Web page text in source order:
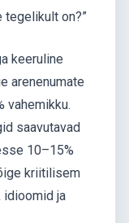
tegelikult on?”
keeruline
arenenumate
vahemikku.
saavutavad
10–15%
kriitilisem
idioomid ja